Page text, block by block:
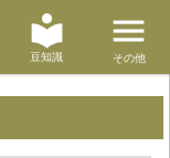
豆知識 その他